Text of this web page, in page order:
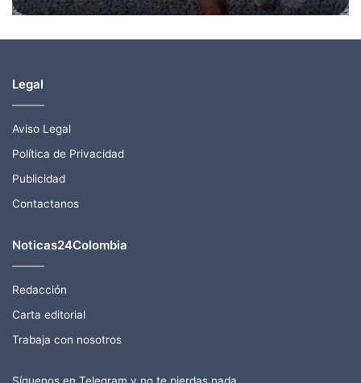
Legal
Aviso Legal
Política de Privacidad
Publicidad
Contactanos
Noticas24Colombia
Redacción
Carta editorial
Trabaja con nosotros